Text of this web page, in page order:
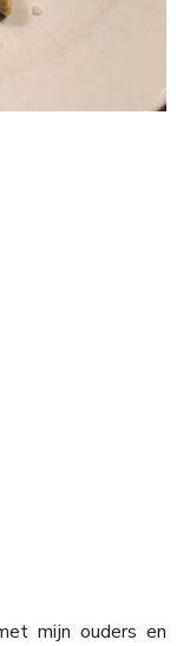
mijn ouders en